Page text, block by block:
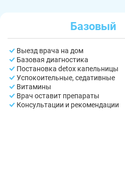
Базовый
Выезд врача на дом
Базовая диагностика
Постановка detox капельницы
Успокоительные, седативные
Витамины
Врач оставит препараты
Консультации и рекомендации